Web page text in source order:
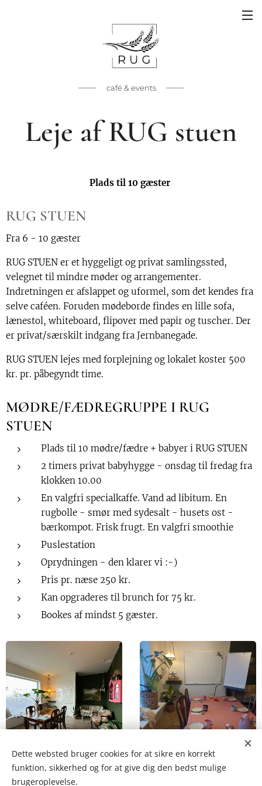
café & events
Leje af RUG stuen
Plads til 10 gæster
RUG STUEN
Fra 6 - 10 gæster
RUG STUEN er et hyggeligt og privat samlingssted,
velegnet til mindre møder og arrangementer.
Indretningen er afslappet og uformel, som det kendes fra
selve caféen. Foruden mødeborde findes en lille sofa,
lænestol, whiteboard, flipover med papir og tuscher. Der
er privat/særskilt indgang fra Jernbanegade.
RUG STUEN lejes med forplejning og lokalet koster 500
kr. pr. påbegyndt time.
MØDRE/FÆDREGRUPPE I RUG
STUEN
Plads til 10 mødre/fædre + babyer i RUG STUEN
2 timers privat babyhygge - onsdag til fredag fra
klokken 10.00
En valgfri specialkaffe. Vand ad libitum. En
rugbolle - smør med sydesalt - husets ost -
bærkompot. Frisk frugt. En valgfri smoothie
Puslestation
Oprydningen - den klarer vi :-)
Pris pr. næse 250 kr.
Kan opgraderes til brunch for 75 kr.
Bookes af mindst 5 gæster.
Dette websted bruger cookies for at sikre en korrekt
funktion, sikkerhed og for at give dig den bedst mulige
brugeroplevelse.